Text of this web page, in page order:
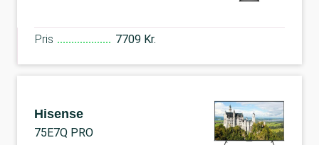
Pris 7709 Kr.
Hisense
75E7Q PRO